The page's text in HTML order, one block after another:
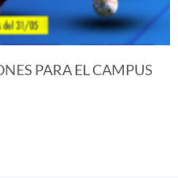
PARA EL CAMPUS